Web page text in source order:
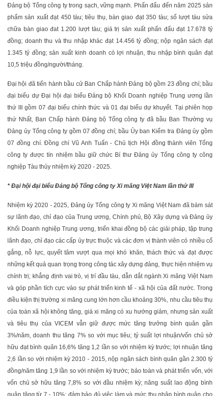
Đảng bộ Tổng công ty trong sạch, vững mạnh. Phấn đấu đến năm 2025 sản
phẩm sản xuất đạt 450 tàu; tiêu thụ, bàn giao đạt 350 tàu; số lượt tàu sửa
chữa bàn giao đat 1.200 lượt tàu; giá trị sản xuất phấn đấu đạt 17.678 tỷ
đồng; doanh thu và thu nhập khác đạt 14.456 tỷ đồng; nộp ngân sách đạt
1.345 tỷ đồng; sản xuất kinh doanh có lợi nhuận, thu nhập bình quân đạt
10,5 triệu đồng/người/tháng.
Đại hội đã tiến hành bầu cử Ban Chấp hành Đảng bộ gồm 23 đồng chí; bầu
đại biểu dự Đại hội đại biểu Đảng bộ Khối Doanh nghiệp Trung ương lần
thứ III gồm 07 đại biểu chính thức và 01 đại biểu dự khuyết. Tại phiên họp
thứ Nhất, Ban Chấp hành Đảng bộ Tổng công ty đã bầu Ban Thường vụ
Đảng ủy Tổng công ty gồm 07 đồng chí; bầu Ủy ban Kiểm tra Đảng ủy gồm
07 đồng chí. Đồng chí Vũ Anh Tuấn - Chủ tịch Hội đồng thành viên Tổng
công ty được tín nhiệm bầu giữ chức Bí thư Đảng ủy Tổng công ty công
nghiệp Tàu thủy nhiệm kỳ 2020 - 2025.
* Đại hội đại biểu Đảng bộ Tổng công ty Xi măng Việt Nam lần thứ III
Nhiệm kỳ 2020 - 2025, Đảng ủy Tổng công ty Xi măng Việt Nam đã bám sát
sự lãnh đạo, chỉ đạo của Trung ương, Chính phủ, Bộ Xây dựng và Đảng ủy
Khối Doanh nghiệp Trung ương, triển khai đồng bộ các giải pháp, tập trung
lãnh đạo, chỉ đạo các cấp ủy trực thuộc và các đơn vị thành viên có nhiều cố
gắng, nỗ lực, quyết tâm vượt qua mọi khó khăn, thách thức và đạt được
những kết quả quan trọng trong công tác xây dựng đảng, thực hiện nhiệm vụ
chính trị; khẳng định vai trò, vị trí đầu tàu, dẫn dắt ngành Xi măng Việt Nam
và góp phần tích cực vào sự phát triển kinh tế - xã hội của đất nước. Trong
điều kiện thị trường xi măng cung lớn hơn cầu khoảng 30%, nhu cầu tiêu thụ
của toàn xã hội không tăng, giá xi măng có xu hướng giảm, nhưng sản xuất
và tiêu thụ của VICEM vẫn giữ được mức tăng trưởng bình quân gần
3%/năm, doanh thu tăng 7% so với mục tiêu; tỷ suất lợi nhuận/vốn chủ sở
hữu đạt bình quân 16,6% tăng 1,2 lần so với nhiệm kỳ trước; lợi nhuận tăng
2,6 lần so với nhiệm kỳ 2010 - 2015, nộp ngân sách bình quân gần 2.300 tỷ
đồng/năm tăng 1,9 lần so với nhiệm kỳ trước; bảo toàn và phát triển vốn, với
vốn chủ sở hữu tăng 7,8% so với đầu nhiệm kỳ; năng suất lao động bình
quân tăng từ 7 - 10%; đảm bảo đủ việc làm và mức thu nhập bình quân cho